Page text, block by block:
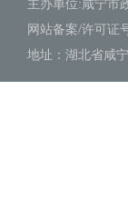
主办单位:咸宁市
网站备案/许可证
地址：湖北省咸